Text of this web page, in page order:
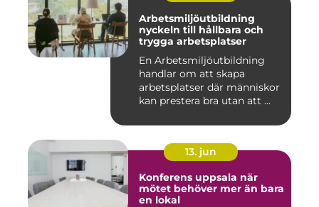
Arbetsmiljöutbildning
nyckeln till hållbara och
trygga arbetsplatser
En Arbetsmiljöutbildning
handlar om att skapa
arbetsplatser där människor
kan prestera bra utan att ...
13. jun
Konferens uppsala när
mötet behöver mer än bara
en lokal